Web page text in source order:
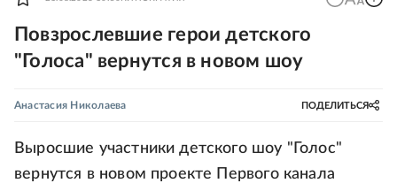
Повзрослевшие герои детского
"Голоса" вернутся в новом шоу
Анастасия Николаева ПОДЕЛИТЬСЯ
Выросшие участники детского шоу "Голос"
вернутся в новом проекте Первого канала